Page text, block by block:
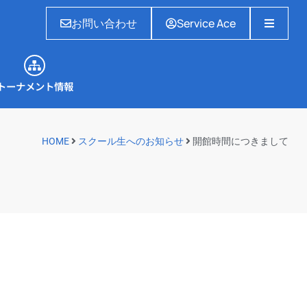
Service Ace
お問い合わせ
ーナメント情報
ーナメント情報
HOME スクール生へのお知らせ 開館時間につきまして